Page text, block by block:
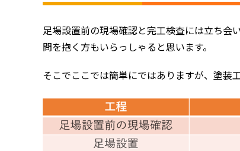
足場設置前の現場確認と完工検査には立ち会
問を抱く方もいらっしゃると思います。
そこでここでは簡単にではありますが、塗装